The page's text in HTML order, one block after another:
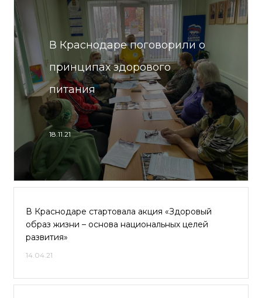
В Краснодаре поговорили о
принципах здорового
питания
18.11.21
В Краснодаре стартовала акция «Здоровый
образ жизни – основа национальных целей
развития»
14.04.21